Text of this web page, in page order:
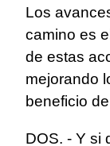
Los
camino es
de estas
mejorando
beneficio
DOS. - Y si